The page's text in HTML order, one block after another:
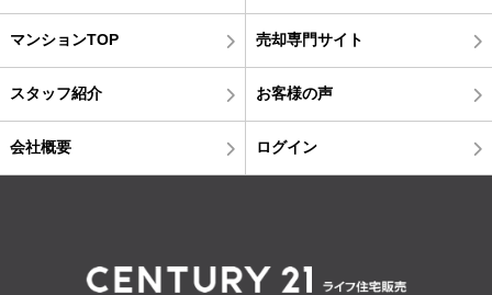
マンションTOP 売却専門サイト
スタッフ紹介 お客様の声
会社概要 ログイン